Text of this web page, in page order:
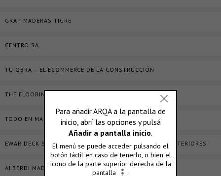
GRAP MADERAS TIGRE
CENTRO SA.
TU OBRA – EL ECOMMERCE DE LA CONSTRUCCIÓN
THE FLOORING COMPANY
TODO EN MADERA
EWAR DECK SYSTEM – MADERAS TECNOLÓGICAS PARA EXTERIORES
ALBERDI MADERAS